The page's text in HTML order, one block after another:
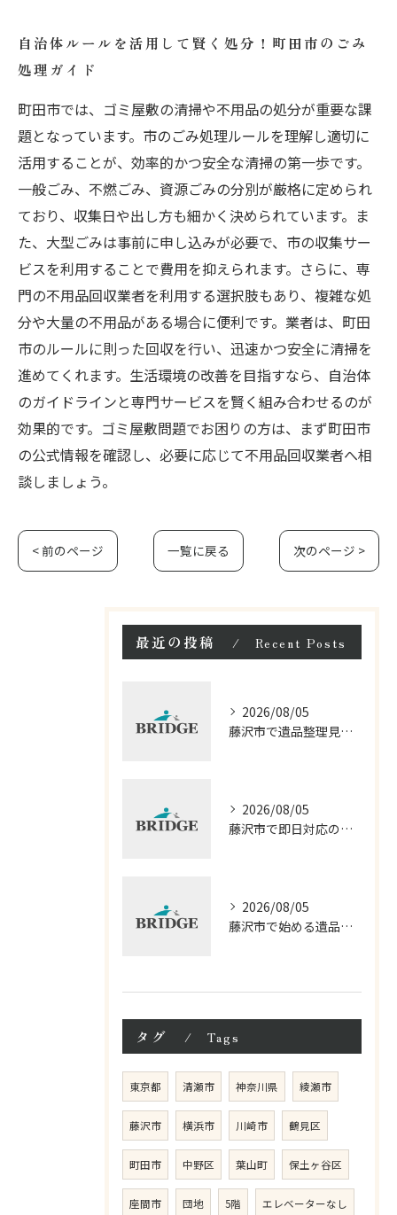
自治体ルールを活用して賢く処分！町田市のごみ
処理ガイド
町田市では、ゴミ屋敷の清掃や不用品の処分が重要な課
題となっています。市のごみ処理ルールを理解し適切に
活用することが、効率的かつ安全な清掃の第一歩です。
一般ごみ、不燃ごみ、資源ごみの分別が厳格に定められ
ており、収集日や出し方も細かく決められています。ま
た、大型ごみは事前に申し込みが必要で、市の収集サー
ビスを利用することで費用を抑えられます。さらに、専
門の不用品回収業者を利用する選択肢もあり、複雑な処
分や大量の不用品がある場合に便利です。業者は、町田
市のルールに則った回収を行い、迅速かつ安全に清掃を
進めてくれます。生活環境の改善を目指すなら、自治体
のガイドラインと専門サービスを賢く組み合わせるのが
効果的です。ゴミ屋敷問題でお困りの方は、まず町田市
の公式情報を確認し、必要に応じて不用品回収業者へ相
談しましょう。
< 前のページ 一覧に戻る 次のページ >
最近の投稿 Recent Posts
2026/08/05
藤沢市で遺品整理見積もりと料金を比較
2026/08/05
藤沢市で即日対応の遺品整理サービス徹底解説
2026/08/05
藤沢市で始める遺品整理相談の進め方
タグ Tags
東京都 清瀬市 神奈川県 綾瀬市
藤沢市 横浜市 川崎市 鶴見区
町田市 中野区 葉山町 保土ヶ谷区
座間市 団地 5階 エレベーターなし